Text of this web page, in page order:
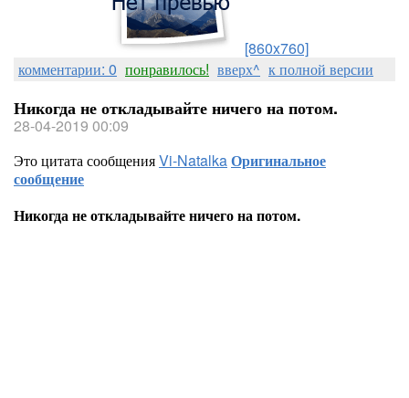
[860x760]
комментарии: 0 понравилось! вверх^ к полной версии
Никогда не откладывайте ничего на потом.
28-04-2019 00:09
Это цитата сообщенияVi-NatalkaОригинальное
сообщение
Никогда не откладывайте ничего на потом.